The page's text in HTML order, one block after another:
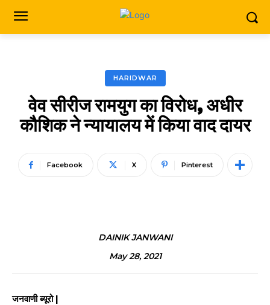
HARIDWAR
वेव सीरीज रामयुग का विरोध, अधीर
कौशिक ने न्यायालय में किया वाद दायर
Facebook X Pinterest
DAINIK JANWANI
May 28, 2021
जनवाणी ब्यूरो |